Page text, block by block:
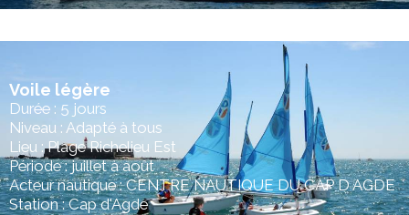
Voile légère
Durée : 5 jours
Niveau : Adapté à tous
Lieu : Plage Richelieu Est
Période : juillet à août
Acteur nautique : CENTRE NAUTIQUE DU CAP D AGDE
Station : Cap d'Agde